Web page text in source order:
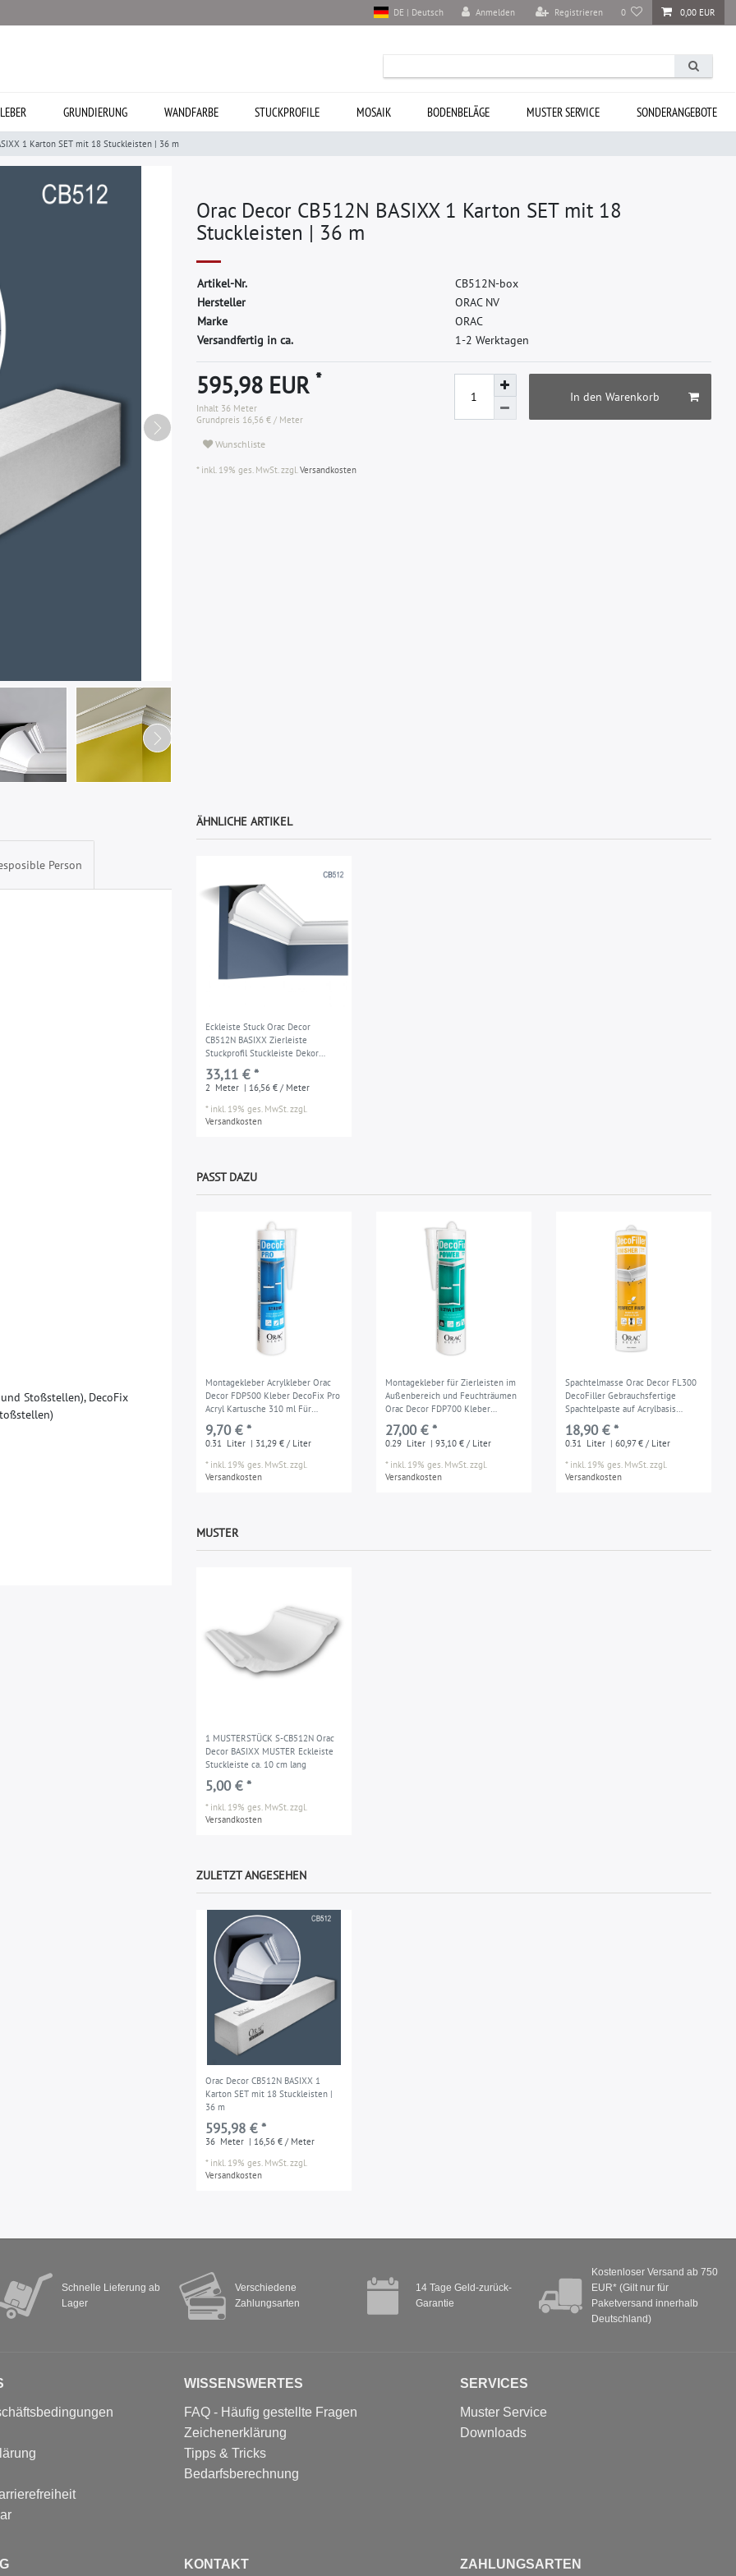
Anmelden Registrieren 0 0,00 EUR
DE | Deutsch
GRUNDIERUNG WANDFARBE STUCKPROFILE MOSAIK BODENBELÄGE MUSTER SERVICE SONDERANGEBOTE
1 Karton SET mit 18 Stuckleisten | 36 m
Orac Decor CB512N BASIXX 1 Karton SET mit 18
Stuckleisten | 36 m
Artikel-Nr. CB512N-box
Hersteller ORAC NV
Marke ORAC
Versandfertig in ca.
1-2 Werktagen
595,98 EUR *
Inhalt 36 Meter
Grundpreis 16,56 € / Meter
In den Warenkorb
Wunschliste
* inkl. 19% ges. MwSt. zzgl.Versandkosten
Person
und Stoßstellen), DecoFix
oßstellen)
ÄHNLICHE ARTIKEL
Eckleiste Stuck Orac Decor
CB512N BASIXX Zierleiste
Stuckprofil Stuckleiste Dekor
klassisch Wand Decken Leiste | 2
Meter
33,11 € *
2 Meter | 16,56 € / Meter
* inkl. 19% ges. MwSt.zzgl.
Versandkosten
PASST DAZU
Montagekleber Acrylkleber Orac
Decor FDP500 Kleber DecoFix Pro
Acryl Kartusche 310 ml Für
Zierleisten und Paneele
9,70 € *
0.31 Liter | 31,29 € / Liter
* inkl. 19% ges. MwSt.zzgl.
Versandkosten
Montagekleber für Zierleisten im
Außenbereich und Feuchträumen
Orac Decor FDP700 Kleber
DecoFix Power Kartusche 290 ml
27,00 € *
0.29 Liter | 93,10 € / Liter
* inkl. 19% ges. MwSt.zzgl.
Versandkosten
Spachtelmasse Orac Decor FL300
DecoFiller Gebrauchsfertige
Spachtelpaste auf Acrylbasis
Abdichtung der Fugen
Reparaturspachtel weiß 310 ml
18,90 € *
0.31 Liter | 60,97 € / Liter
* inkl. 19% ges. MwSt.zzgl.
Versandkosten
MUSTER
1 MUSTERSTÜCK S-CB512N Orac
Decor BASIXX MUSTER Eckleiste
Stuckleiste ca. 10 cm lang
5,00 € *
* inkl. 19% ges. MwSt.zzgl.
Versandkosten
ZULETZT ANGESEHEN
Orac Decor CB512N BASIXX 1
Karton SET mit 18 Stuckleisten |
36 m
595,98 € *
36 Meter | 16,56 € / Meter
* inkl. 19% ges. MwSt. zzgl.
Versandkosten
Schnelle Lieferung ab
Lager
Verschiedene
Zahlungsarten
14 Tage Geld-zurück-
Garantie
Kostenloser Versand ab 750
EUR* (Gilt nur für
Paketversand innerhalb
Deutschland)
WISSENSWERTES
FAQ - Häufig gestellte Fragen
Zeichenerklärung
Tipps & Tricks
Bedarfsberechnung
SERVICES
Muster Service
Downloads
KONTAKT ZAHLUNGSARTEN